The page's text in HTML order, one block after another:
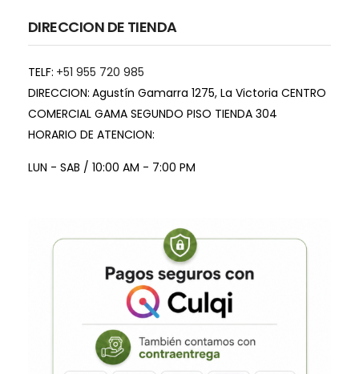
DIRECCION DE TIENDA
TELF: +51 955 720 985
DIRECCION: Agustín Gamarra 1275, La Victoria CENTRO
COMERCIAL GAMA SEGUNDO PISO TIENDA 304
HORARIO DE ATENCION:
LUN - SAB / 10:00 AM - 7:00 PM